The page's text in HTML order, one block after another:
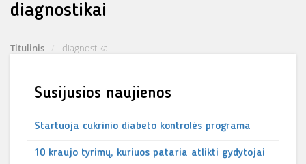
diagnostikai
Titulinis diagnostikai
Susijusios naujienos
Startuoja cukrinio diabeto kontrolės programa
10 kraujo tyrimų, kuriuos pataria atlikti gydytojai